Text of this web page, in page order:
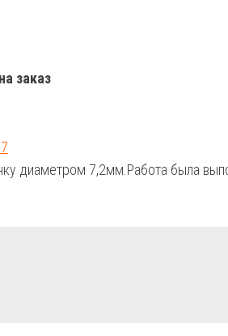
заказ
диаметром 7,2мм.Работа была